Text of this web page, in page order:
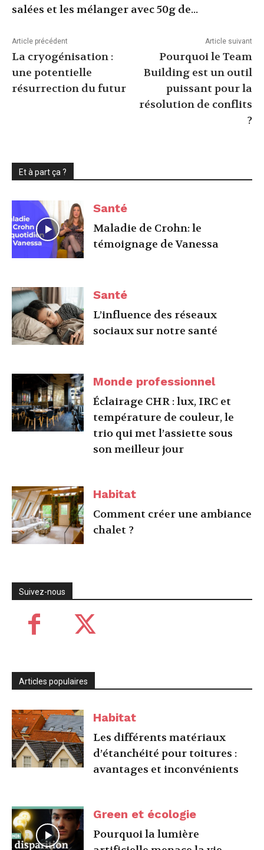
salées et les mélanger avec 50g de...
Article précédent
La cryogénisation :
une potentielle
résurrection du futur
Article suivant
Pourquoi le Team
Building est un outil
puissant pour la
résolution de conflits
?
Et à part ça ?
Santé
Maladie de Crohn: le
témoignage de Vanessa
Santé
L’influence des réseaux
sociaux sur notre santé
Monde professionnel
Éclairage CHR : lux, IRC et
température de couleur, le
trio qui met l’assiette sous
son meilleur jour
Habitat
Comment créer une ambiance
chalet ?
Suivez-nous
Articles populaires
Habitat
Les différents matériaux
d’étanchéité pour toitures :
avantages et inconvénients
Green et écologie
Pourquoi la lumière